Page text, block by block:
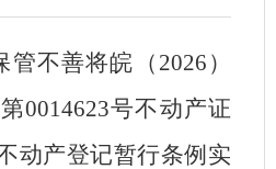
不善将皖（2026）
0014623号不动产证
动产登记暂行条例实